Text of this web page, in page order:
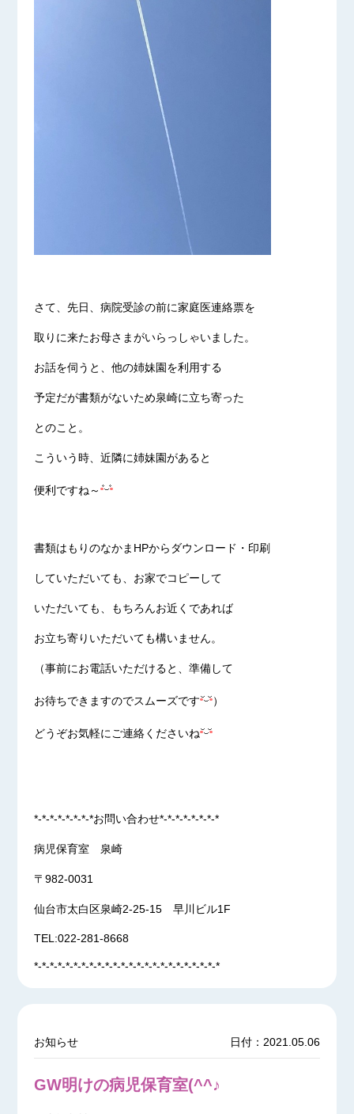
さて、先日、病院受診の前に家庭医連絡票を
取りに来たお母さまがいらっしゃいました。
お話を伺うと、他の姉妹園を利用する
予定だが書類がないため泉崎に立ち寄った
とのこと。
こういう時、近隣に姉妹園があると
便利ですね～
書類はもりのなかまHPからダウンロード・印刷
していただいても、お家でコピーして
いただいても、もちろんお近くであれば
お立ち寄りいただいても構いません。
（事前にお電話いただけると、準備して
お待ちできますのでスムーズです ）
どうぞお気軽にご連絡くださいね
*-*-*-*-*-*-*-*お問い合わせ*-*-*-*-*-*-*-*
病児保育室 泉崎
〒982-0031
仙台市太白区泉崎2-25-15 早川ビル1F
TEL:022-281-8668
*-*-*-*-*-*-*-*-*-*-*-*-*-*-*-*-*-*-*-*-*-*-*-*
お知らせ 日付：2021.05.06
GW明けの病児保育室(^^♪